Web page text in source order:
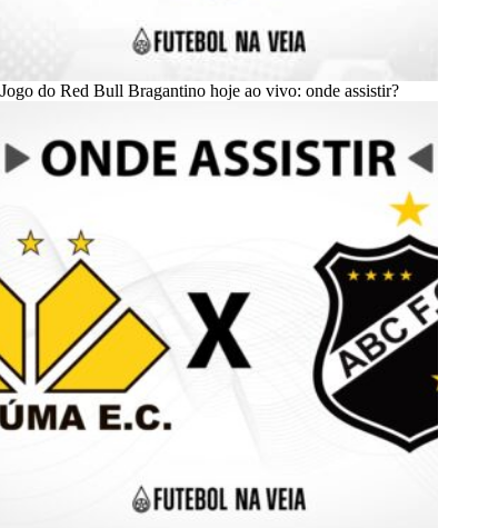
Jogo do Red Bull Bragantino hoje ao vivo: onde assistir?